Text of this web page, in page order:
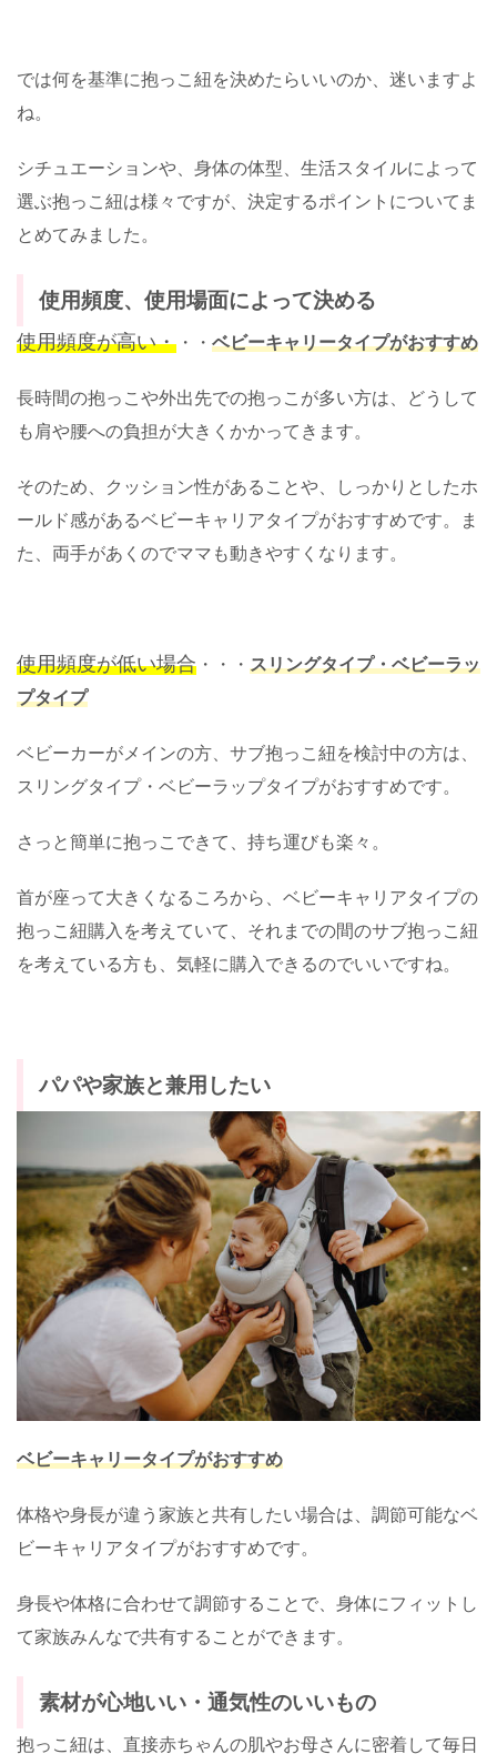
では何を基準に抱っこ紐を決めたらいいのか、迷いますよ
ね。
シチュエーションや、身体の体型、生活スタイルによって
選ぶ抱っこ紐は様々ですが、決定するポイントについてま
とめてみました。
使用頻度、使用場面によって決める
使用頻度が高い・ ・・ ベビーキャリータイプがおすすめ
長時間の抱っこや外出先での抱っこが多い方は、どうして
も肩や腰への負担が大きくかかってきます。
そのため、クッション性があることや、しっかりとしたホ
ールド感があるベビーキャリアタイプがおすすめです。ま
た、両手があくのでママも動きやすくなります。
使用頻度が低い場合 ・・・ スリングタイプ・ベビーラッ
プタイプ
ベビーカーがメインの方、サブ抱っこ紐を検討中の方は、
スリングタイプ・ベビーラップタイプがおすすめです。
さっと簡単に抱っこできて、持ち運びも楽々。
首が座って大きくなるころから、ベビーキャリアタイプの
抱っこ紐購入を考えていて、それまでの間のサブ抱っこ紐
を考えている方も、気軽に購入できるのでいいですね。
パパや家族と兼用したい
ベビーキャリータイプがおすすめ
体格や身長が違う家族と共有したい場合は、調節可能なベ
ビーキャリアタイプがおすすめです。
身長や体格に合わせて調節することで、身体にフィットし
て家族みんなで共有することができます。
素材が心地いい・通気性のいいもの
抱っこ紐は、直接赤ちゃんの肌やお母さんに密着して毎日